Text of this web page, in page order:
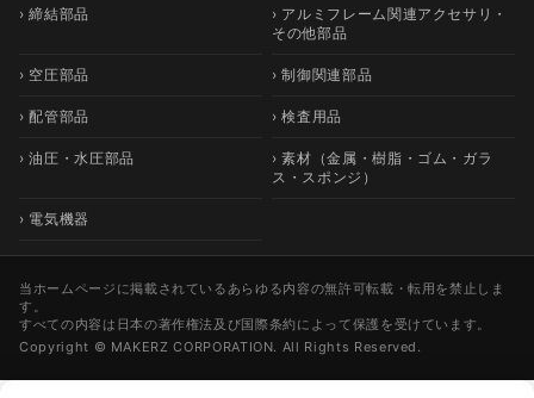
› 締結部品
› アルミフレーム関連アクセサリ・
その他部品
› 空圧部品 › 制御関連部品
› 配管部品 › 検査用品
› 油圧・水圧部品
› 素材（金属・樹脂・ゴム・ガラ
ス・スポンジ）
› 電気機器
当ホームページに掲載されているあらゆる内容の無許可転載・転用を禁止しま
す。
すべての内容は日本の著作権法及び国際条約によって保護を受けています。
Copyright © MAKERZ CORPORATION. All Rights Reserved.